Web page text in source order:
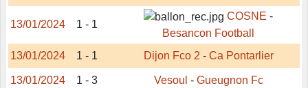
13/01/2024 1 - 1
COSNE -
Besancon Football
13/01/2024
1 - 1 Dijon Fco 2 - Ca Pontarlier
13/01/2024 1 - 3 Vesoul - Gueugnon Fc